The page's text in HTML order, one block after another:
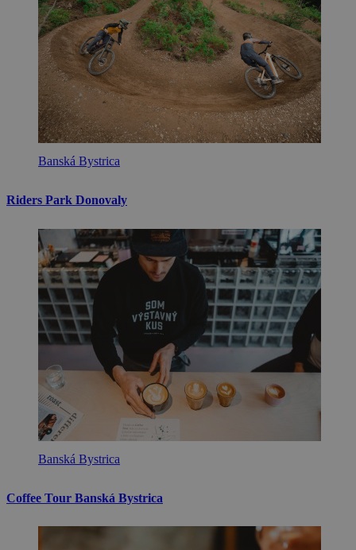
Banská Bystrica
Riders Park Donovaly
Banská Bystrica
Coffee Tour Banská Bystrica